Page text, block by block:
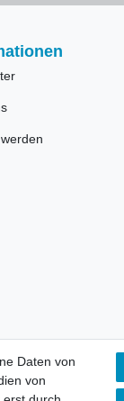
Daten von
von